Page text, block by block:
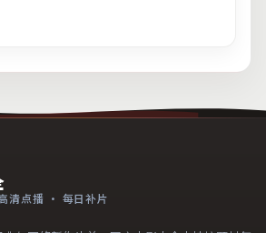
清点播 · 每日补片